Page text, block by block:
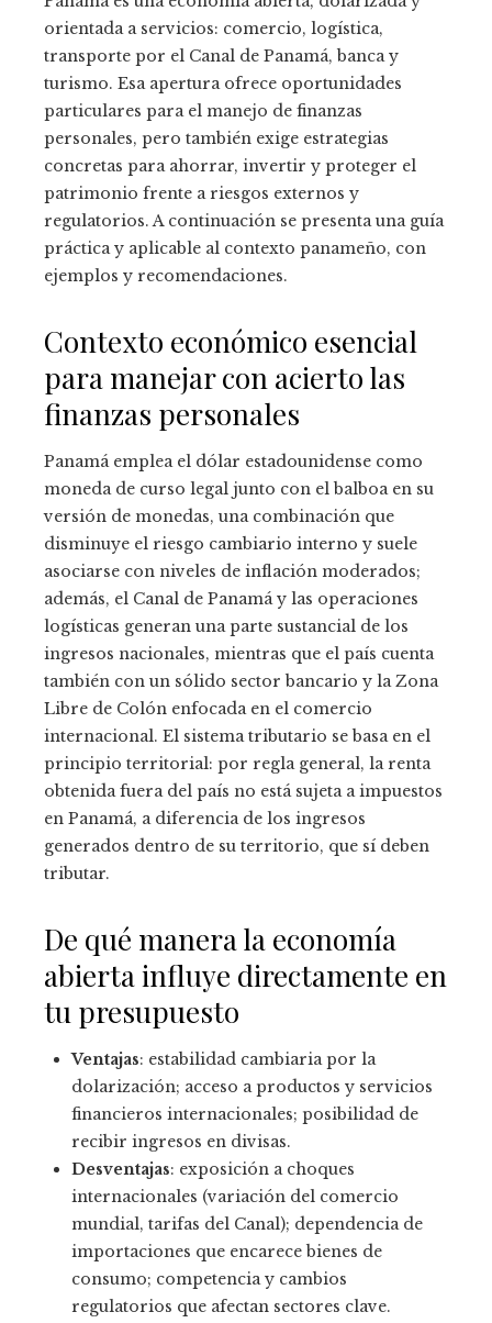
orientada a servicios: comercio, logística,
transporte por el Canal de Panamá, banca y
turismo. Esa apertura ofrece oportunidades
particulares para el manejo de finanzas
personales, pero también exige estrategias
concretas para ahorrar, invertir y proteger el
patrimonio frente a riesgos externos y
regulatorios. A continuación se presenta una guía
práctica y aplicable al contexto panameño, con
ejemplos y recomendaciones.
Contexto económico esencial
para manejar con acierto las
finanzas personales
Panamá emplea el dólar estadounidense como
moneda de curso legal junto con el balboa en su
versión de monedas, una combinación que
disminuye el riesgo cambiario interno y suele
asociarse con niveles de inflación moderados;
además, el Canal de Panamá y las operaciones
logísticas generan una parte sustancial de los
ingresos nacionales, mientras que el país cuenta
también con un sólido sector bancario y la Zona
Libre de Colón enfocada en el comercio
internacional. El sistema tributario se basa en el
principio territorial: por regla general, la renta
obtenida fuera del país no está sujeta a impuestos
en Panamá, a diferencia de los ingresos
generados dentro de su territorio, que sí deben
tributar.
De qué manera la economía
abierta influye directamente en
tu presupuesto
Ventajas: estabilidad cambiaria por la
dolarización; acceso a productos y servicios
financieros internacionales; posibilidad de
recibir ingresos en divisas.
Desventajas: exposición a choques
internacionales (variación del comercio
mundial, tarifas del Canal); dependencia de
importaciones que encarece bienes de
consumo; competencia y cambios
regulatorios que afectan sectores clave.